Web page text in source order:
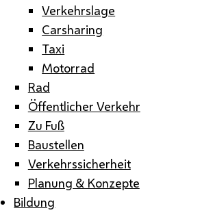
Verkehrslage
Carsharing
Taxi
Motorrad
Rad
Öffentlicher Verkehr
Zu Fuß
Baustellen
Verkehrssicherheit
Planung & Konzepte
Bildung